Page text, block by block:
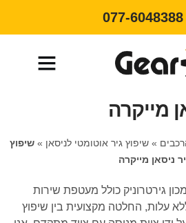
077-6048388
מייקרה
» שיפוץ גיר אוטומטי לניסאן » שיפוץ
ניסאן מייקרה
גירטרוניק כולל מעטפת שירות
עלות, החלטה מקצועית בין שיפוץ